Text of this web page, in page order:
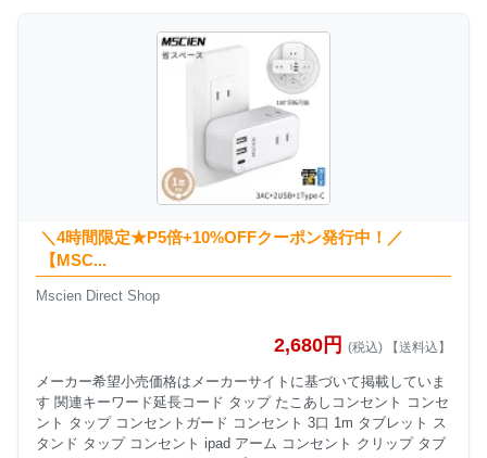
＼4時間限定★P5倍+10%OFFクーポン発行中！／
【MSC...
Mscien Direct Shop
2,680円 (税込) 【送料込】
メーカー希望小売価格はメーカーサイトに基づいて掲載していま
す 関連キーワード延長コード タップ たこあしコンセント コンセ
ント タップ コンセントガード コンセント 3口 1m タブレット ス
タンド タップ コンセント ipad アーム コンセント クリップ タブ